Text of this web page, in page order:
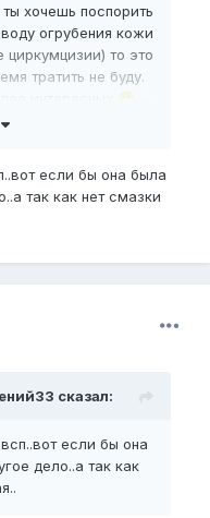
хочешь поспорить
огрубения кожи
циркумцизии) то это
тратить не буду.
😁
если бы она была
так как нет смазки
сказал:
если бы она
дело..а так как